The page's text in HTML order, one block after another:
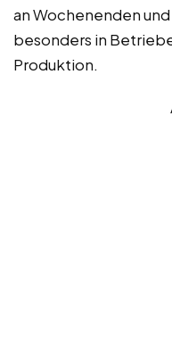
an Wochenenden
besonders in
Produktion.